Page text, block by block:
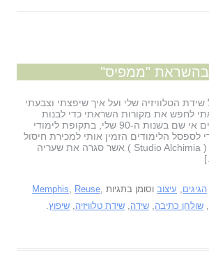
בהשראת "ממפיס"
הטלוויזיה שלי ועל איך שיפצתי וצבעתי
לחפש את מקורות השראתי כדי לבנות
סיפור שלם. הם טמונים אי שם בשנות ה-90 שלי, בתקופת לימודי
לספסל הלימודים הזמין אותי למכירת חיסול
של קבוצת "אלכימיה" ( Studio Alchimia ) אשר סגרה את שעריה
הגיגים, עיצוב וסומן בתגיות Memphis, Reuse,
, שולחן כתיבה, שידה, שידת טלוויזיה, שיפוץ.